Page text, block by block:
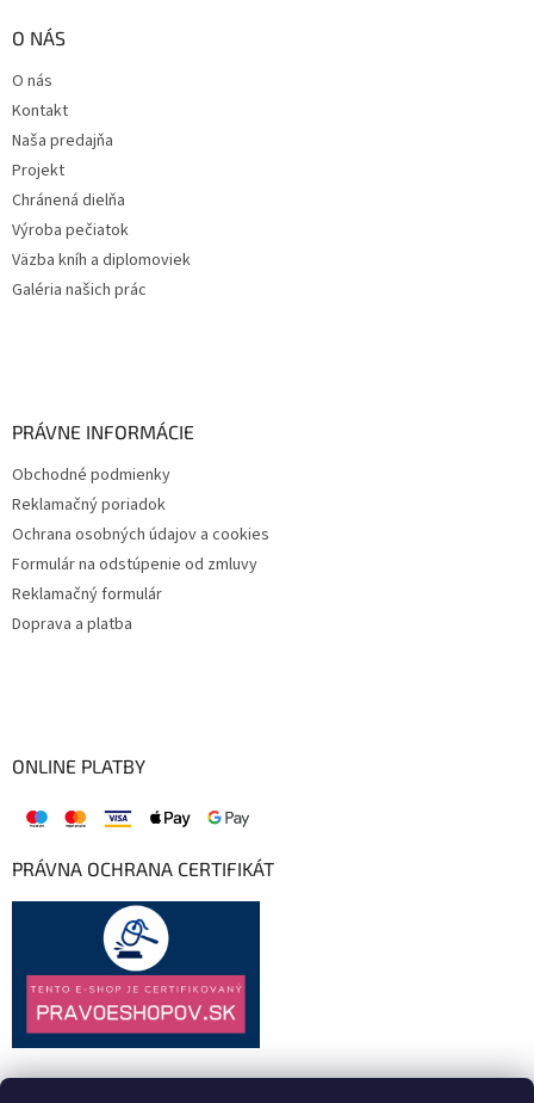
O NÁS
O nás
Kontakt
Naša predajňa
Projekt
Chránená dielňa
Výroba pečiatok
Väzba kníh a diplomoviek
Galéria našich prác
PRÁVNE INFORMÁCIE
Obchodné podmienky
Reklamačný poriadok
Ochrana osobných údajov a cookies
Formulár na odstúpenie od zmluvy
Reklamačný formulár
Doprava a platba
ONLINE PLATBY
PRÁVNA OCHRANA CERTIFIKÁT